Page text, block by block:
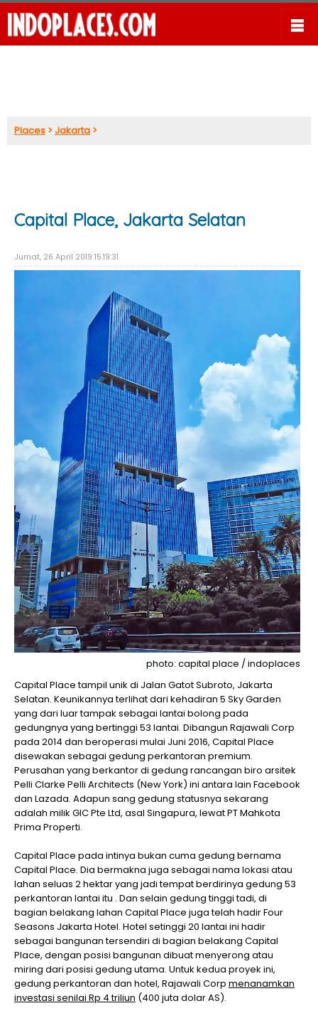
Places >Jakarta >
Capital Place, Jakarta Selatan
Jumat, 26 April 2019 15:19:31
photo: capital place / indoplaces
Capital Place tampil unik di Jalan Gatot Subroto, Jakarta
Selatan. Keunikannya terlihat dari kehadiran 5 Sky Garden
yang dari luar tampak sebagai lantai bolong pada
gedungnya yang bertinggi 53 lantai. Dibangun Rajawali Corp
pada 2014 dan beroperasi mulai Juni 2016, Capital Place
disewakan sebagai gedung perkantoran premium.
Perusahan yang berkantor di gedung rancangan biro arsitek
Pelli Clarke Pelli Architects (New York) ini antara lain Facebook
dan Lazada. Adapun sang gedung statusnya sekarang
adalah milik GIC Pte Ltd, asal Singapura, lewat PT Mahkota
Prima Properti.
Capital Place pada intinya bukan cuma gedung bernama
Capital Place. Dia bermakna juga sebagai nama lokasi atau
lahan seluas 2 hektar yang jadi tempat berdirinya gedung 53
perkantoran lantai itu . Dan selain gedung tinggi tadi, di
bagian belakang lahan Capital Place juga telah hadir Four
Seasons Jakarta Hotel. Hotel setinggi 20 lantai ini hadir
sebagai bangunan tersendiri di bagian belakang Capital
Place, dengan posisi bangunan dibuat menyerong atau
miring dari posisi gedung utama. Untuk kedua proyek ini,
gedung perkantoran dan hotel, Rajawali Corp menanamkan
investasi senilai Rp 4 triliun (400 juta dolar AS).